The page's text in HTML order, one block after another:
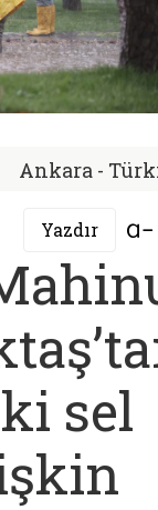
Ankara -
Yazdır
sel